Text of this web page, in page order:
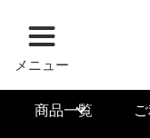
メニュー
商品一覧